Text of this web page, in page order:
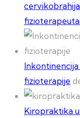
fizioterapije
Kiropraktika